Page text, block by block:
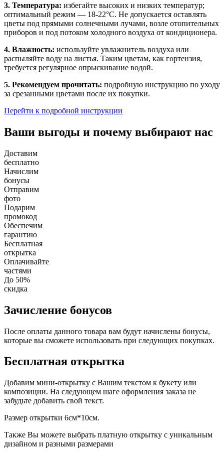
3. Температура: избегайте высоких и низких температур;
оптимальный режим — 18-22°C. Не допускается оставлять
цветы под прямыми солнечными лучами, возле отопительных
приборов и под потоком холодного воздуха от кондиционера.
4. Влажность: используйте увлажнитель воздуха или
распыляйте воду на листья. Таким цветам, как гортензия,
требуется регулярное опрыскивание водой.
5. Рекомендуем прочитать: подробную инструкцию по уходу
за срезанными цветами после их покупки.
Перейти к подробной инструкции
Ваши выгоды и почему выбирают нас
Доставим
бесплатно
Начислим
бонусы
Отправим
фото
Подарим
промокод
Обеспечим
гарантию
Бесплатная
открытка
Оплачивайте
частями
До 50%
скидка
Зачисление бонусов
После оплаты данного товара вам будут начислены бонусы,
которые вы сможете использовать при следующих покупках.
Бесплатная открытка
Добавим мини-открытку с Вашим текстом к букету или
композиции. На следующем шаге оформления заказа не
забудьте добавить свой текст.
Размер открытки 6см*10см.
Также Вы можете выбрать платную открытку с уникальным
дизайном и разными размерами